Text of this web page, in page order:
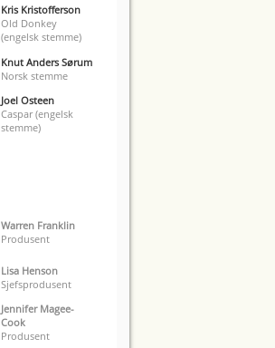
Kris Kristofferson
Old Donkey
(engelsk stemme)
Knut Anders Sørum
Norsk stemme
Joel Osteen
Caspar (engelsk
stemme)
Warren Franklin
Produsent
Lisa Henson
Sjefsprodusent
Jennifer Magee-
Cook
Produsent